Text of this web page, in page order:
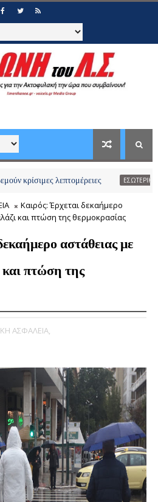
λεπτομέρειες ΕΣΩΤΕΡΙΚΗ ΑΣΦΑΛΕΙΑ
Καιρός: Έρχεται δεκαήμερο
και πτώση της θερμοκρασίας
αστάθειας με
και πτώση της
ΑΣΦΑΛΕΙΑ,